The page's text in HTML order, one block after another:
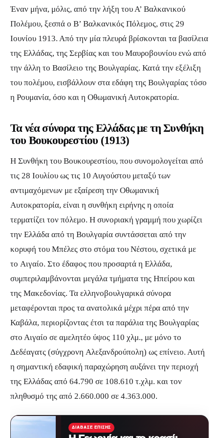
Έναν μήνα, μόλις, από την λήξη του Α’ Βαλκανικού
Πολέμου, ξεσπά ο Β’ Βαλκανικός Πόλεμος, στις 29
Ιουνίου 1913. Από την μία πλευρά βρίσκονται τα βασίλεια
της Ελλάδας, της Σερβίας και του Μαυροβουνίου ενώ από
την άλλη το Βασίλειο της Βουλγαρίας. Κατά την εξέλιξη
του πολέμου, εισβάλλουν στα εδάφη της Βουλγαρίας τόσο
η Ρουμανία, όσο και η Οθωμανική Αυτοκρατορία.
Τα νέα σύνορα της Ελλάδας με τηΣυνθήκη
του Βουκουρεστίου (1913)
Η Συνθήκη του Βουκουρεστίου, που συνομολογείται από
τις 28 Ιουλίου ως τις 10 Αυγούστου μεταξύ των
αντιμαχόμενων με εξαίρεση την Οθωμανική
Αυτοκρατορία, είναι η συνθήκη ειρήνης η οποία
τερματίζει τον πόλεμο. Η συνοριακή γραμμή που χωρίζει
την Ελλάδα από τη Βουλγαρία συντάσσεται από την
κορυφή του Μπέλες στο στόμα του Νέστου, σχετικά με
το Αιγαίο. Στο έδαφος που προσαρτά η Ελλάδα,
συμπεριλαμβάνονται μεγάλα τμήματα της Ηπείρου και
της Μακεδονίας. Τα ελληνοβουλγαρικά σύνορα
μεταφέρονται προς τα ανατολικά μέχρι πέρα ​​από την
Καβάλα, περιορίζοντας έτσι τα παράλια της Βουλγαρίας
στο Αιγαίο σε αμελητέο ύψος 110 χλμ., με μόνο το
Δεδέαγατς (σύγχρονη Αλεξανδρούπολη) ως επίνειο. Αυτή
η σημαντική εδαφική παραχώρηση αυξάνει την περιοχή
της Ελλάδας από 64.790 σε 108.610 τ.χλμ. και τον
πληθυσμό της από 2.660.000 σε 4.363.000.
ΔΙΆΒΑΣΕ ΕΠΊΣΗΣ